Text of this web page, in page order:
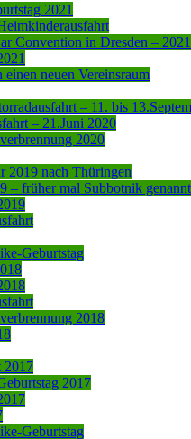
2021
Convention in Dresden – 2021
neuen Vereinsraum
– 11. bis
– 21.Juni 2020
2020
2019 nach Thüringen
– früher mal Subbotnik genannt
Geburtstag
2018
2017
2017
Geburtstag